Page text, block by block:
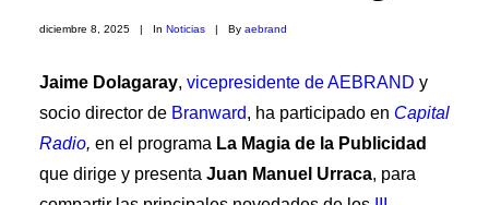
Hazte socio
Blog
BrandPulse
BrandSeries
Radio AEBRAND

diciembre 8, 2025 | In Noticias | By aebrand
Jaime Dolagaray, vicepresidente de AEBRAND y
socio director de Branward, ha participado en Capital
Radio, en el programa La Magia de la Publicidad
que dirige y presenta Juan Manuel Urraca, para